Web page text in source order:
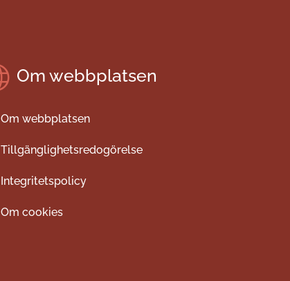
Om webbplatsen
Om webbplatsen
Tillgänglighetsredogörelse
Integritetspolicy
Om cookies